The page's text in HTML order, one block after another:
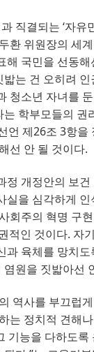
직결되는 ‘자유
환 위원장의 세
해 국민을 선동
는 건 오히려
청소년 자녀를
학부모들의
언 제26조 3항을
선 안 될 것이다.
정 개정안의 보
실을 심각하게
회주의 혁명 구
적인 것이다. 자
과 육체를 망치
원을 짓밟아선
역사를 부끄럽
는 정치적 견해
기능을 다하도록